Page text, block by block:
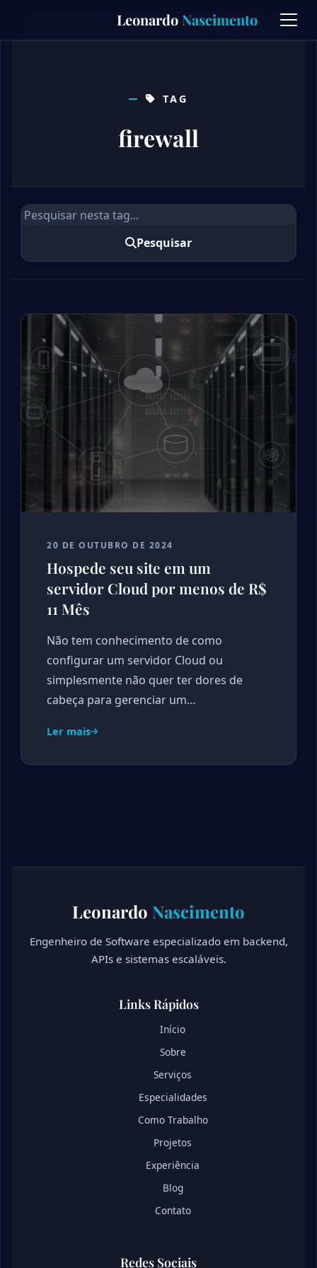
content
Leonardo Nascimento
TAG
firewall
Pesquisar
20 DE OUTUBRO DE 2024
Hospede seu site em um
servidor Cloud por menos de R$
11 Mês
Não tem conhecimento de como
configurar um servidor Cloud ou
simplesmente não quer ter dores de
cabeça para gerenciar um…
Ler mais
Leonardo Nascimento
Engenheiro de Software especializado em backend,
APIs e sistemas escaláveis.
Links Rápidos
Início
Sobre
Serviços
Especialidades
Como Trabalho
Projetos
Experiência
Blog
Contato
Redes Sociais